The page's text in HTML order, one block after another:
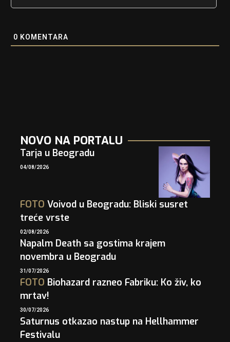
0 KOMENTARA
NOVO NA PORTALU
Tarja u Beogradu
04/08/2026
FOTO Voivod u Beogradu: Bliski susret
treće vrste
02/08/2026
Napalm Death sa gostima krajem
novembra u Beogradu
31/07/2026
FOTO Biohazard razneo Fabriku: Ko živ, ko
mrtav!
30/07/2026
Saturnus otkazao nastup na Hellhammer
Festivalu